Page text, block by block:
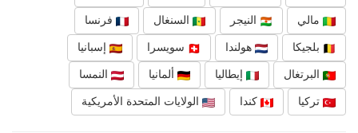
مالي النيجر السنغال فرنسا
بلجيكا هولندا سويسرا إسبانيا
البرتغال إيطاليا ألمانيا النمسا
تركيا كندا الولايات المتحدة الأمريكية